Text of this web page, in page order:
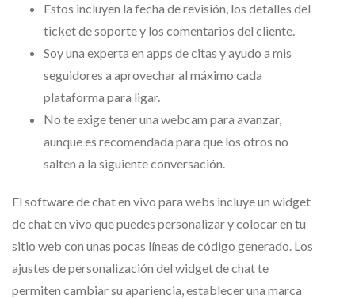
Estos incluyen la fecha de revisión, los detalles del
ticket de soporte y los comentarios del cliente.
Soy una experta en apps de citas y ayudo a mis
seguidores a aprovechar al máximo cada
plataforma para ligar.
No te exige tener una webcam para avanzar,
aunque es recomendada para que los otros no
salten a la siguiente conversación.
El software de chat en vivo para webs incluye un widget
de chat en vivo que puedes personalizar y colocar en tu
sitio web con unas pocas líneas de código generado. Los
ajustes de personalización del widget de chat te
permiten cambiar su apariencia, establecer una marca